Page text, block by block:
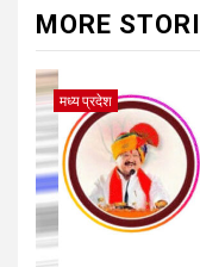
MORE
मध्य प्रदेश